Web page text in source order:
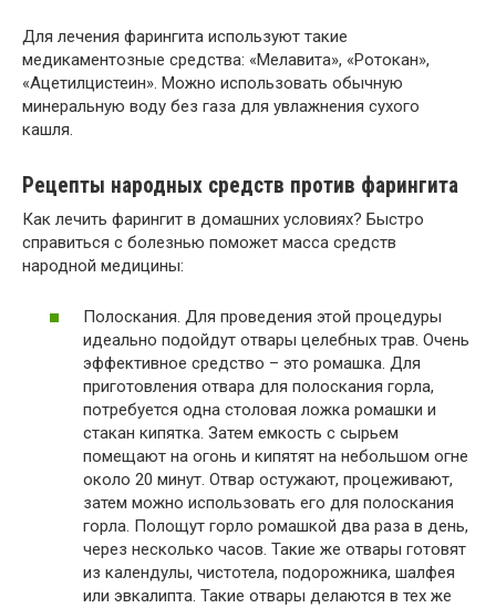
Для лечения фарингита используют такие
медикаментозные средства: «Мелавита», «Ротокан»,
«Ацетилцистеин». Можно использовать обычную
минеральную воду без газа для увлажнения сухого
кашля.
Рецепты народных средств против фарингита
Как лечить фарингит в домашних условиях? Быстро
справиться с болезнью поможет масса средств
народной медицины:
Полоскания. Для проведения этой процедуры
идеально подойдут отвары целебных трав. Очень
эффективное средство – это ромашка. Для
приготовления отвара для полоскания горла,
потребуется одна столовая ложка ромашки и
стакан кипятка. Затем емкость с сырьем
помещают на огонь и кипятят на небольшом огне
около 20 минут. Отвар остужают, процеживают,
затем можно использовать его для полоскания
горла. Полощут горло ромашкой два раза в день,
через несколько часов. Такие же отвары готовят
из календулы, чистотела, подорожника, шалфея
или эвкалипта. Такие отвары делаются в тех же